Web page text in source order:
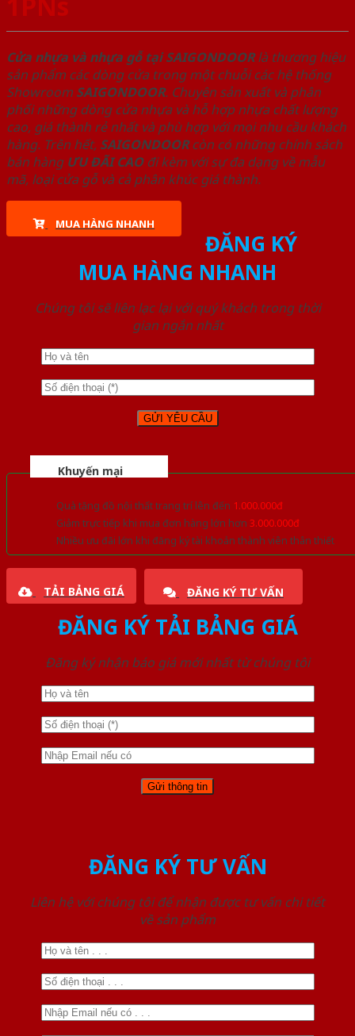
Cửa nhựa và nhựa gỗ tại SAIGONDOORlà thương hiệu
sản phẩm các dòng cửa trong một chuỗi các hệ thống
Showroom SAIGONDOOR. Chuyên sản xuất và phân
phối những dòng cửa nhựa và hỗ hợp nhựa chất lượng
cao, giá thành rẻ nhất và phù hợp với mọi nhu cầu khách
hàng. Trên hết, SAIGONDOORcòn có những chính sách
bán hàng ƯU ĐÃI CAOđi kèm với sự đa dạng về mẫu
mã, loại cửa gỗ và cả phân khúc giá thành.
MUA HÀNG NHANH
ĐĂNG KÝ
MUA HÀNG NHANH
Chúng tôi sẽ liên lạc lại với quý khách trong thời
gian ngắn nhất
Khuyến mại
Quà tặng đồ nội thất trang trí lên đến 1.000.000đ
Giảm trực tiếp khi mua đơn hàng lớn hơn 3.000.000đ
Nhiều ưu đãi lớn khi đăng ký tài khoản thành viên thân thiết
TẢI BẢNG GIÁ ĐĂNG KÝ TƯ VẤN
ĐĂNG KÝ TẢI BẢNG GIÁ
Đăng ký nhận báo giá mới nhất từ chúng tôi
ĐĂNG KÝ TƯ VẤN
Liên hệ với chúng tôi để nhận được tư vấn chi tiết
về sản phẩm